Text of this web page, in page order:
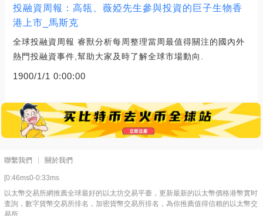
投融資周報：高瓴、薇婭先生參與投資的巨子生物香
港上市_馬斯克
全球投融資周報 睿獸分析每周整理當周最值得關注的國內外
熱門投融資事件,幫助大家及時了解全球市場動向.
1900/1/1 0:00:00
聯繫我們 關於我們
[0:46ms0-0:33ms
以太幣交易所網推薦全球最好的以太坊交易平臺，更新最新的以太幣價格港幣實时
査詢，數字貨幣交易所排名，加密貨幣交易所排名，為你推薦值得信賴的以太幣交
易所。